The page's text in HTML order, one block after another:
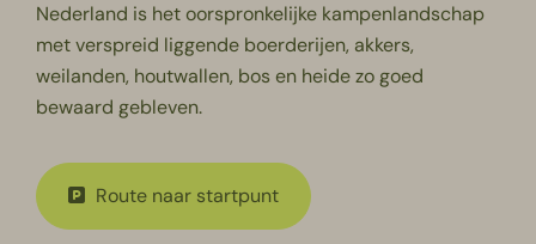
Nederland is het oorspronkelijke kampenlandschap
met verspreid liggende boerderijen, akkers,
weilanden, houtwallen, bos en heide zo goed
bewaard gebleven.
Route naar startpunt